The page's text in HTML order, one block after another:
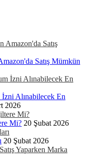
Satış Mümkün
Alınabilecek En
2026
Mi? 20 Şubat 2026
20 Şubat 2026